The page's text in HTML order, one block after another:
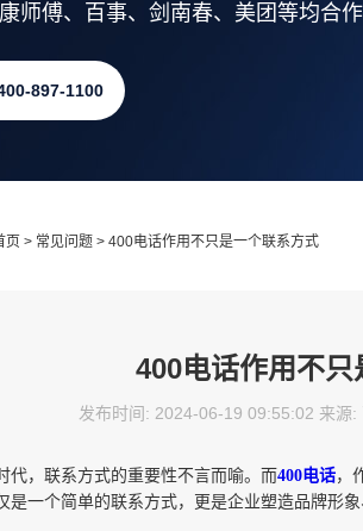
师傅、百事、剑南春、美团等均合作
897-1100
页 > 常见问题 > 400电话作用不只是一个联系方式
400电话作用不
发布时间: 2024-06-19 09:55:02 来源
代，联系方式的重要性不言而喻。而400电话，
是一个简单的联系方式，更是企业塑造品牌形